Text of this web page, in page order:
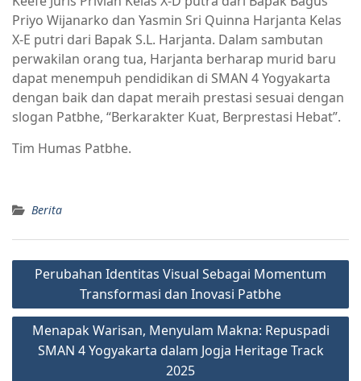
Priyo Wijanarko dan Yasmin Sri Quinna Harjanta Kelas
X-E putri dari Bapak S.L. Harjanta. Dalam sambutan
perwakilan orang tua, Harjanta berharap murid baru
dapat menempuh pendidikan di SMAN 4 Yogyakarta
dengan baik dan dapat meraih prestasi sesuai dengan
slogan Patbhe, “Berkarakter Kuat, Berprestasi Hebat”.
Tim Humas Patbhe.
Berita
Perubahan Identitas Visual Sebagai Momentum
Transformasi dan Inovasi Patbhe
Menapak Warisan, Menyulam Makna: Repuspadi
SMAN 4 Yogyakarta dalam Jogja Heritage Track
2025